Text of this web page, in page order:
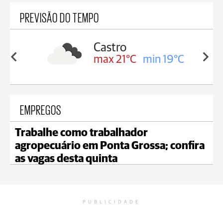
PREVISÃO DO TEMPO
17°C
Castro
max 21°C min 19°C
EMPREGOS
Trabalhe como trabalhador
agropecuário em Ponta Grossa; confira
as vagas desta quinta
PUBLICIDADE